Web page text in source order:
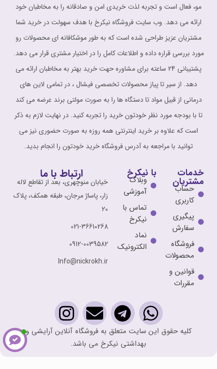
مو، فعال است و تجربه لذت خریدی امن و صادقانه را به مخاطبان خود
ارائه می دهد. وب سایت فروشگاه نیکرخ با هدف سهولت در خرید شما
مشتریان عزیز طراحی شده است که به طور موشکافانه ای محصولات رو
مورد بررسی قراره داده و اطلاعات کامل را در اختیار مشتری قرار می دهد.
پشتیبانی 24 ساعته برای مشاوره حهت خرید بهتر به مخاطبان ارائه می
دهد. از سیر تا پیاز محصولات تخصصی فیشال ، در تمامی لاین های
درمانی از قبیل مواد تا دستگاه ها را به صورت مولتی برند عرضه می کند
تا با بودجه مورد نظر خودتون خرید را تجربه کنید. در نهایت لازم به ذکر
است که علاوه بر خرید اینترنتی همه روزه به صورت حضوری نیز می
توانید با مراجعه به آدرس فروشگاه خرید خودتون را انجام بدید.
خدمات
مشتریان
حساب
کاربری
پیگیری
سفارش
فروشگاه
محصولات
قوانین و
مقررات
با نیکرخ
وبلاگ
آموزشی
تماس با
نیکرخ
نماد
الکترونیک
ارتباط با ما
خیابان منوچهری، بعد از تقاطع لاله
زار، پاساژ مرجان، طبقه همکف، پلاک
20
021-36610268
0912-0039582
Info@nickrokh.ir
کلیه حقوق این سایت متعلق به فروشگاه آنلاین آرایشی و
بهداشتی نیکرخ می باشد.